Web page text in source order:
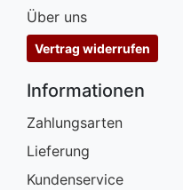
Über uns
Vertrag widerrufen
Informationen
Zahlungsarten
Lieferung
Kundenservice